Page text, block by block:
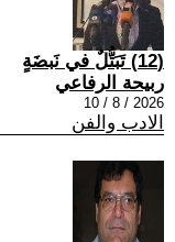
(12) تَبَتُّلٌ في نَبضَةٍ
ربيحة الرفاعي
2026 / 8 / 10
الادب والفن